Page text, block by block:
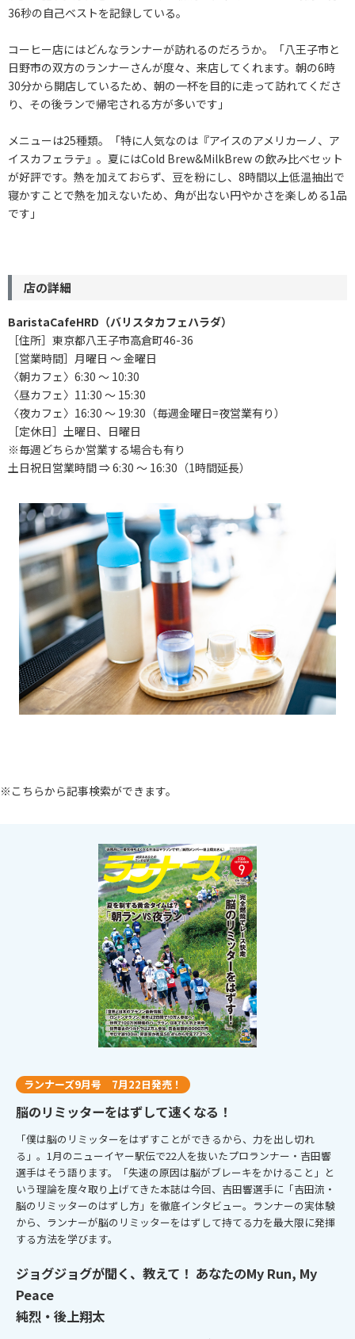
36秒の自己ベストを記録している。
コーヒー店にはどんなランナーが訪れるのだろうか。「八王子市と
日野市の双方のランナーさんが度々、来店してくれます。朝の6時
30分から開店しているため、朝の一杯を目的に走って訪れてくださ
り、その後ランで帰宅される方が多いです」
メニューは25種類。「特に人気なのは『アイスのアメリカーノ、ア
イスカフェラテ』。夏にはCold Brew&MilkBrew の飲み比べセット
が好評です。熱を加えておらず、豆を粉にし、8時間以上低温抽出で
寝かすことで熱を加えないため、角が出ない円やかさを楽しめる1品
です」
店の詳細
BaristaCafeHRD（バリスタカフェハラダ）
［住所］東京都八王子市高倉町46-36
［営業時間］月曜日 ～ 金曜日
〈朝カフェ〉6:30 ～ 10:30
〈昼カフェ〉11:30 ～ 15:30
〈夜カフェ〉16:30 ～ 19:30（毎週金曜日=夜営業有り）
［定休日］土曜日、日曜日
※毎週どちらか営業する場合も有り
土日祝日営業時間 ⇒ 6:30 ～ 16:30（1時間延長）
※こちらから記事検索ができます。
ランナーズ9月号 7月22日発売！
脳のリミッターをはずして速くなる！
「僕は脳のリミッターをはずすことができるから、力を出し切れ
る」。1月のニューイヤー駅伝で22人を抜いたプロランナー・吉田響
選手はそう語ります。「失速の原因は脳がブレーキをかけること」と
いう理論を度々取り上げてきた本誌は今回、吉田響選手に「吉田流・
脳のリミッターのはずし方」を徹底インタビュー。ランナーの実体験
から、ランナーが脳のリミッターをはずして持てる力を最大限に発揮
する方法を学びます。
ジョグジョグが聞く、教えて！ あなたのMy Run, My
Peace
純烈・後上翔太